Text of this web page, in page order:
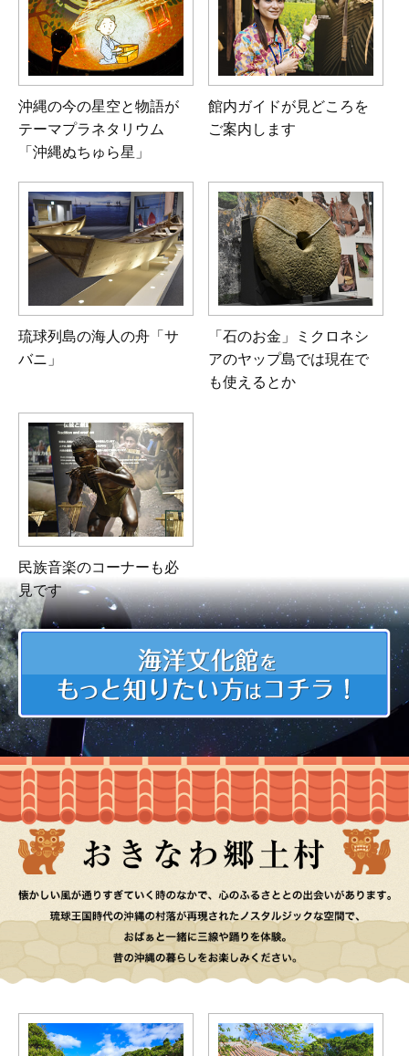
沖縄の今の星空と物語が
テーマプラネタリウム
「沖縄ぬちゅら星」
館内ガイドが見どころを
ご案内します
琉球列島の海人の舟「サ
バニ」
「石のお金」ミクロネシ
アのヤップ島では現在で
も使えるとか
民族音楽のコーナーも必
見です